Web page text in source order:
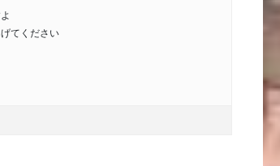
てください